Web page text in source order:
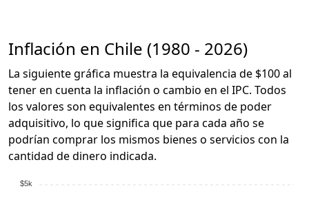
Inflación en Chile (1980 - 2026)
La siguiente gráfica muestra la equivalencia de $100 al
tener en cuenta la inflación o cambio en el IPC. Todos
los valores son equivalentes en términos de poder
adquisitivo, lo que significa que para cada año se
podrían comprar los mismos bienes o servicios con la
cantidad de dinero indicada.
$5k